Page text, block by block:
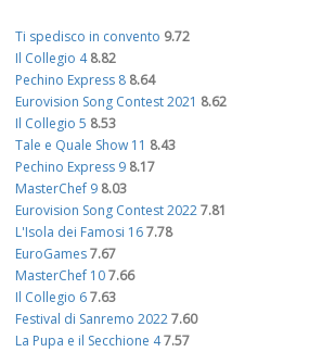
Ti spedisco in convento 9.72
Il Collegio 4 8.82
Pechino Express 8 8.64
Eurovision Song Contest 2021 8.62
Il Collegio 5 8.53
Tale e Quale Show 11 8.43
Pechino Express 9 8.17
MasterChef 9 8.03
Eurovision Song Contest 20227.81
L'Isola dei Famosi 167.78
EuroGames7.67
MasterChef 107.66
Il Collegio 67.63
Festival di Sanremo 20227.60
La Pupa e il Secchione 47.57